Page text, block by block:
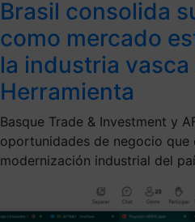
Brasil consolida
como mercado
la industria
Herramienta
Basque Trade & Investment y
oportunidades de negocio
modernización industrial del